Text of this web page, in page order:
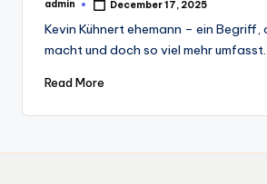
Posted
admin December 17, 2025
Kevin Kühnert ehemann – ein Begriff,
macht und doch so viel mehr
Read More